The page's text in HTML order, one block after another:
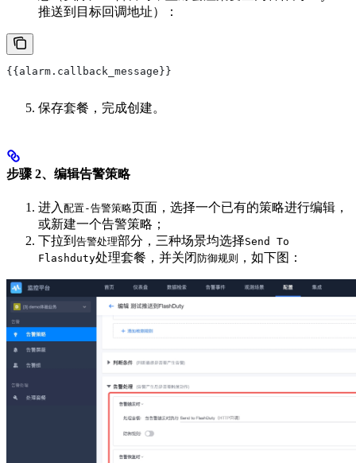
推送到目标回调地址）：
{{alarm.callback_message}}
保存套餐，完成创建。
步骤 2、编辑告警策略
进入 配置-告警策略页面，选择一个已有的策略进行编辑，
或新建一个告警策略；
下拉到 告警处理部分，三种场景均选择Send To
Flashduty处理套餐，并关闭 防御规则 ，如下图：